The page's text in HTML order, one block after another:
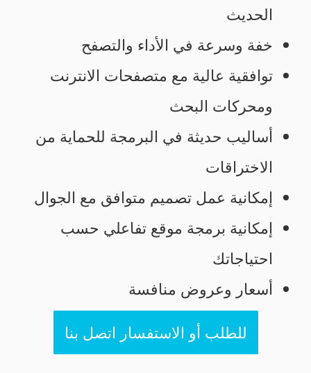
الحديث
خفة وسرعة في الأداء والتصفح
توافقية عالية مع متصفحات الانترنت
ومحركات البحث
أساليب حديثة في البرمجة للحماية من
الاختراقات
إمكانية عمل تصميم متوافق مع الجوال
إمكانية برمجة موقع تفاعلي حسب
احتياجاتك
أسعار وعروض منافسة
للطلب أو الاستفسار اتصل بنا